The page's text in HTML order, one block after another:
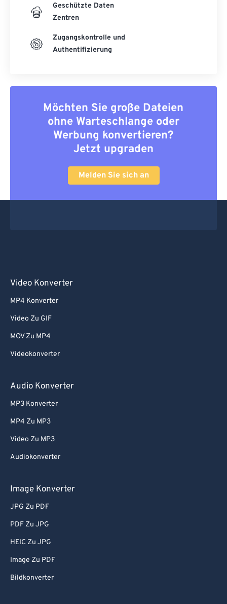
Geschützte Daten
Zentren
Zugangskontrolle und
Authentifizierung
Möchten Sie große Dateien
ohne Warteschlange oder
Werbung konvertieren?
Jetzt upgraden
Melden Sie sich an
Video Konverter
MP4 Konverter
Video Zu GIF
MOV Zu MP4
Videokonverter
Audio Konverter
MP3 Konverter
MP4 Zu MP3
Video Zu MP3
Audiokonverter
Image Konverter
JPG Zu PDF
PDF Zu JPG
HEIC Zu JPG
Image Zu PDF
Bildkonverter